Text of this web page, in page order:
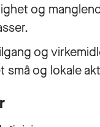
og
og
små og lokale